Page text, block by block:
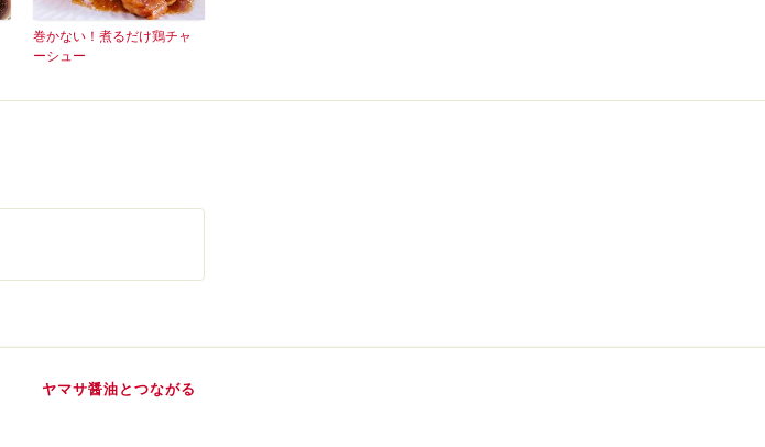
巻かない！煮るだけ鶏チャ
ーシュー
ヤマサ醤油とつながる